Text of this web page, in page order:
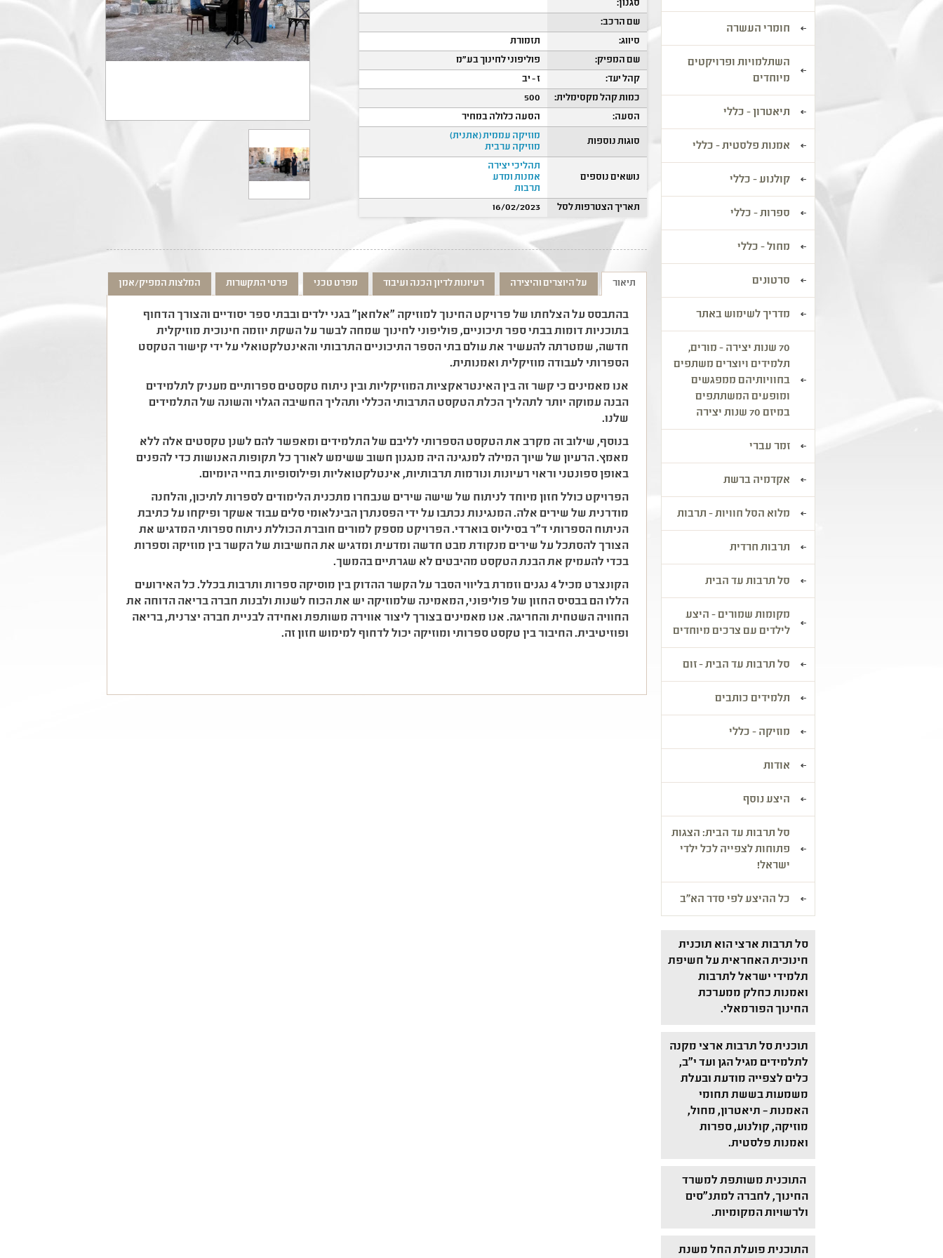
סגנון:
שם הרכב:
סיווג:
תזמורת
שם המפיק:
פוליפוני לחינוך בע"מ
קהל יעד:
ז - יב
כמות קהל מקסימלית:
500
הסעה:
הסעה כלולה במחיר
סוגות נוספות
מוזיקה עממית (אתנית)
מוזיקה ערבית
נושאים נוספים
תהליכי יצירה
אמנות ומדע
תרבות
תאריך הצטרפות לסל
16/02/2023
תיאור על היוצרים והיצירה רעיונות לדיון הכנה ועיבוד מפרט טכני פרטי התקשרות המלצות המפיק/אמן
בהתבסס על הצלחתו של פרויקט החינוך למוזיקה "אלחאן" בגני ילדים ובבתי ספר יסודיים והצורך הדחוף
בתוכניות דומות בבתי ספר תיכוניים, פוליפוני לחינוך שמחה לבשר על השקת יוזמה חינוכית מוזיקלית
חדשה, שמטרתה להעשיר את עולם בתי הספר התיכוניים התרבותי והאינטלקטואלי על ידי קישור הטקסט
הספרותי לעבודה מוזיקלית ואמנותית.
אנו מאמינים כי קשר זה בין האינטראקציות המוזיקליות ובין ניתוח טקסטים ספרותיים מעניק לתלמידים
הבנה עמוקה יותר לתהליך הכלת הטקסט התרבותי הכללי ותהליך החשיבה הגלוי והשונה של התלמידים
שלנו.
בנוסף, שילוב זה מקרב את הטקסט הספרותי לליבם של התלמידים ומאפשר להם לשנן טקסטים אלה ללא
מאמץ. הרעיון של שיוך המילה למנגינה היה מנגנון חשוב ששימש לאורך כל תקופות האנושות כדי להפנים
באופן ספונטני וראוי רעיונות ונורמות תרבותיות, אינטלקטואליות ופילוסופיות בחיי היומיום.
הפרויקט כולל חזון מיוחד לניתוח של שישה שירים שנבחרו מתכנית הלימודים לספרות לתיכון, והלחנה
מודרנית של שירים אלה. המנגינות נכתבו על ידי הפסנתרן הבינלאומי סלים עבוד אשקר ופיקחו על כתיבת
הניתוח הספרותי ד"ר בסיליוס בוארדי. הפרויקט מספק למורים חוברת הכוללת ניתוח ספרותי המדגיש את
הצורך להסתכל על שירים מנקודת מבט חדשה ומדעית ומדגיש את החשיבות של הקשר בין מוזיקה וספרות
בכדי להעמיק את הבנת הטקסט מהיבטים לא שגרתיים בהמשך.
הקונצרט מכיל 4 נגנים וזמרת בליווי הסבר על הקשר ההדוק בין מוסיקה ספרות ותרבות בכלל. כל האירועים
הללו הם בבסיס החזון של פוליפוני, המאמינה שלמוזיקה יש את הכוח לשנות ולבנות חברה בריאה הדוחה את
החוויה השטחית והחריגה. אנו מאמינים בצורך ליצור אווירה משותפת ואחידה לבניית חברה יצרנית, בריאה
ופוזיטיבית. החיבור בין טקסט ספרותי ומוזיקה יכול לדחוף למימוש חזון זה.
חומרי העשרה
השתלמויות ופרויקטים
מיוחדים
תיאטרון - כללי
אמנות פלסטית - כללי
קולנוע - כללי
ספרות - כללי
מחול - כללי
סרטונים
מדריך לשימוש באתר
70 שנות יצירה - מורים,
תלמידים ויוצרים משתפים
בחוויותיהם ממפגשים
ומופעים המשתתפים
במיזם 70 שנות יצירה
זמר עברי
אקדמיה ברשת
מלוא הסל חוויות - תרבות
תרבות חרדית
סל תרבות עד הבית
מקומות שמורים - היצע
לילדים עם צרכים מיוחדים
סל תרבות עד הבית - זום
תלמידים כותבים
מוזיקה - כללי
אודות
היצע נוסף
סל תרבות עד הבית: הצגות
פתוחות לצפייה לכל ילדי
ישראל!
כל ההיצע לפי סדר הא"ב
סל תרבות ארצי הוא תוכנית
חינוכית האחראית על חשיפת
תלמידי ישראל לתרבות
ואמנות כחלק ממערכת
החינוך הפורמאלי.
תוכנית סל תרבות ארצי מקנה
לתלמידים מגיל הגן ועד י"ב,
כלים לצפייה מודעת ובעלת
משמעות בששת תחומי
האמנות – תיאטרון, מחול,
מוזיקה, קולנוע, ספרות
ואמנות פלסטית.
התוכנית משותפת למשרד
החינוך, לחברה למתנ"סים
ולרשויות המקומיות.
התוכנית פועלת החל משנת